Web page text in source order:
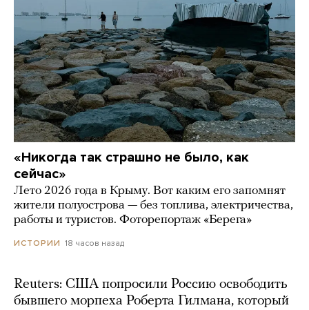
«Никогда так страшно не было, как
сейчас»
Лето 2026 года в Крыму. Вот каким его запомнят
жители полуострова — без топлива, электричества,
работы и туристов. Фоторепортаж «Берега»
ИСТОРИИ 18 часов назад
Reuters: США попросили Россию освободить
бывшего морпеха Роберта Гилмана, который